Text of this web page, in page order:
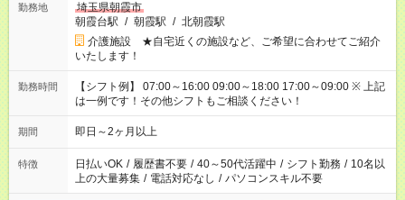
勤務地
埼玉県朝霞市
朝霞台駅 / 朝霞駅 / 北朝霞駅
介護施設 ★自宅近くの施設など、ご希望に合わせてご紹介
いたします！
勤務時間
【シフト例】 07:00～16:00 09:00～18:00 17:00～09:00 ※ 上記
は一例です！その他シフトもご相談ください！
期間 即日～2ヶ月以上
特徴 日払いOK / 履歴書不要 / 40～50代活躍中 / シフト勤務 / 10名以
上の大量募集 / 電話対応なし / パソコンスキル不要